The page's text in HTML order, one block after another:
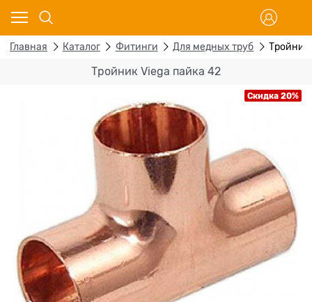
Главная Каталог Фитинги Для медных труб Тройник
Тройник Viega пайка 42
Скидка 20%